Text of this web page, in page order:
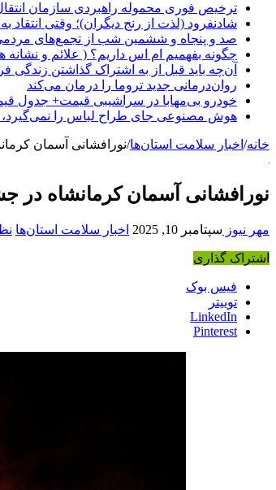
ترخیص فوری محموله راهبردی سازمان
شادنفرود (لذت از رنج دیگران)؛ وقتی انتقاد
صد و پنجاه‌ و ششمین شب از تجمع‌های
چگونه بفهمیم ام اس داریم؟ ( علائم و
آن‌چه باید قبل از به اشتراک گذاشتن زندگی
روان‌درمانی جدید تروما را درمان می‌کند
خودرو بی‌مهابا در سراشیبی قیمت+ جدول
هوش مصنوعی جای طراح لباس را
خانه/ اخبار سلامت استان‌ها/نورافشانی آسمان
نورافشانی آسمان کرمانشاه
مهر نیوز سپتامبر 10, 2025 اخبار سلامت استان‌ها
اشتراک گذاری
فیس بوک
توییتر
LinkedIn
Pinterest